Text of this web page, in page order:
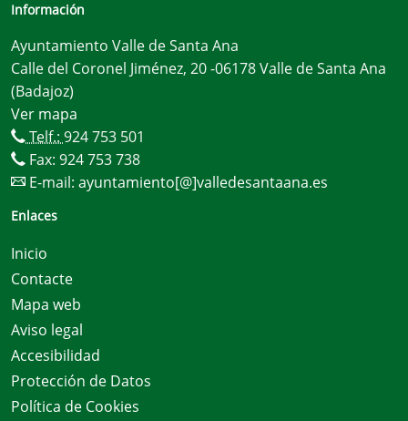
Información
Ayuntamiento Valle de Santa Ana
Calle del Coronel Jiménez, 20 -06178 Valle de Santa Ana
(Badajoz)
Ver mapa
Telf.: 924 753 501
Fax: 924 753 738
E-mail: ayuntamiento[@]valledesantaana.es
Enlaces
Inicio
Contacte
Mapa web
Aviso legal
Accesibilidad
Protección de Datos
Política de Cookies